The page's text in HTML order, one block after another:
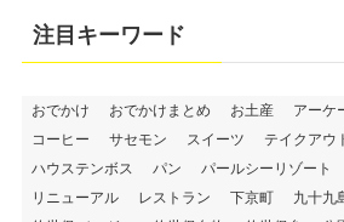
注目キーワード
おでかけ おでかけまとめ お土産 アーケ
コーヒー
サセモン スイーツ テイクアウ
ハウステンボス
パン パールシーリゾート
リニューアル
レストラン 下京町 九十九